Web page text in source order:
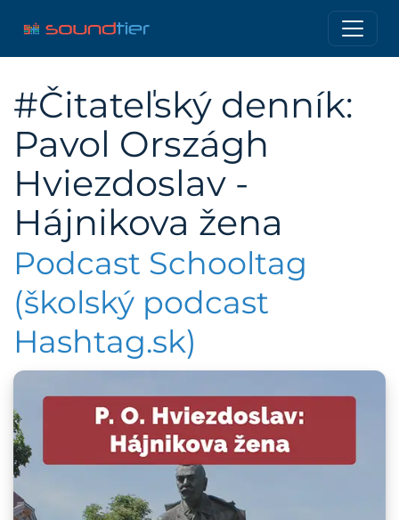
#Čitateľský denník:
Pavol Országh
Hviezdoslav -
Hájnikova žena
Podcast Schooltag
(školský podcast
Hashtag.sk)